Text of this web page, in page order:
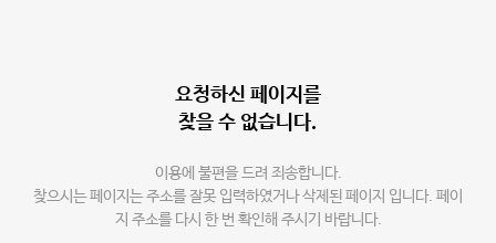
요청하신 페이지를
찾을 수 없습니다.
이용에 불편을 드려 죄송합니다.
찾으시는 페이지는 주소를 잘못 입력하였거나 삭제된 페이지 입니다. 페이
지 주소를 다시 한 번 확인해 주시기 바랍니다.